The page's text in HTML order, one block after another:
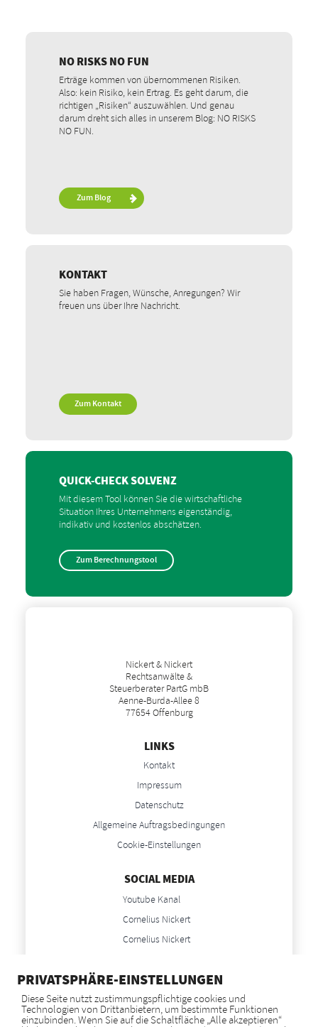
NO RISKS NO FUN
Erträge kommen von übernommenen Risiken.
Also: kein Risiko, kein Ertrag. Es geht darum, die
richtigen „Risiken“ auszuwählen. Und genau
darum dreht sich alles in unserem Blog: NO RISKS
NO FUN.
Zum Blog
KONTAKT
Sie haben Fragen, Wünsche, Anregungen? Wir
freuen uns über Ihre Nachricht.
Zum Kontakt
QUICK-CHECK SOLVENZ
Mit diesem Tool können Sie die wirtschaftliche
Situation Ihres Unternehmens eigenständig,
indikativ und kostenlos abschätzen.
Zum Berechnungstool
Nickert & Nickert
Rechtsanwälte &
Steuerberater PartG mbB
Aenne-Burda-Allee 8
77654 Offenburg
LINKS
Kontakt
Impressum
Datenschutz
Allgemeine Auftragsbedingungen
Cookie-Einstellungen
SOCIAL MEDIA
Youtube Kanal
Cornelius Nickert
Cornelius Nickert
Anne Nickert
NEWS
PRIVATSPHÄRE-EINSTELLUNGEN
Diese Seite nutzt zustimmungspflichtige cookies und
Technologien von Drittanbietern, um bestimmte Funktionen
einzubinden. Wenn Sie auf die Schaltfläche „Alle akzeptieren“